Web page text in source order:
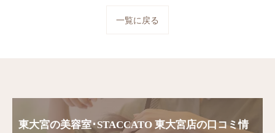
一覧に戻る
東大宮の美容室･STACCATO 東大宮店の口コミ情